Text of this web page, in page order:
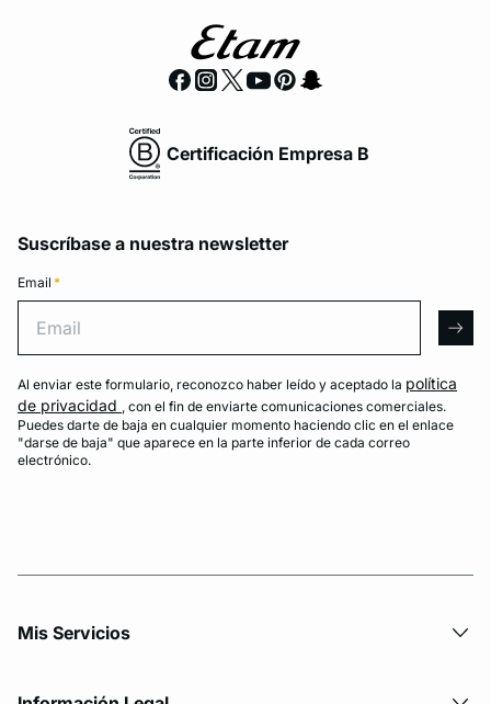
Certificación Empresa B
Suscríbase a nuestra newsletter
Email *
Al enviar este formulario, reconozco haber leído y aceptado la política
de privacidad , con el fin de enviarte comunicaciones comerciales.
Puedes darte de baja en cualquier momento haciendo clic en el enlace
"darse de baja" que aparece en la parte inferior de cada correo
electrónico.
Mis Servicios